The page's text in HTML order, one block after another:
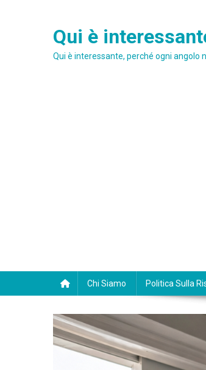
Qui è
Qui è interessante, perché ogni angolo
Chi Siamo Politica Sulla